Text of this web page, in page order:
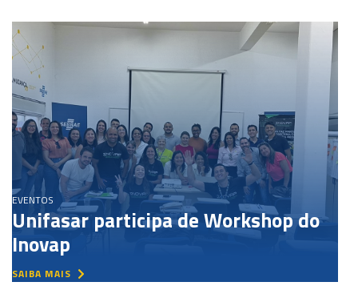
EVENTOS
Unifasar participa de Workshop do
Inovap
SAIBA MAIS